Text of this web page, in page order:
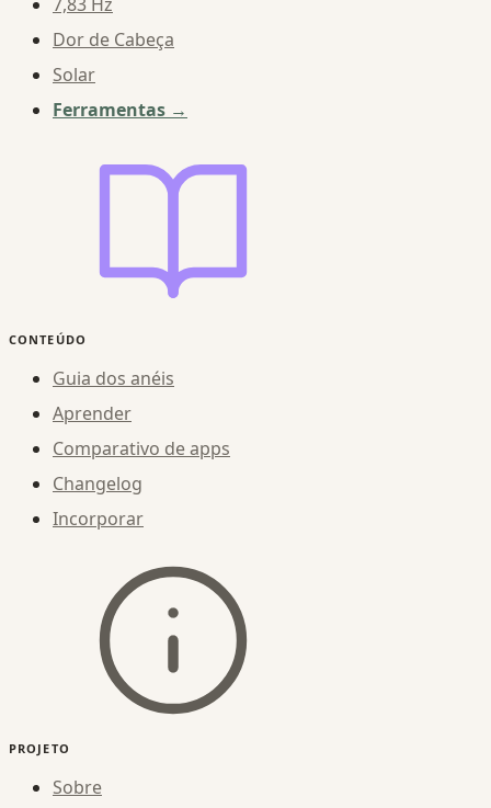
Dor de Cabeça
Solar
Ferramentas →
CONTEÚDO
Guia dos anéis
Aprender
Comparativo de apps
Changelog
Incorporar
PROJETO
Sobre